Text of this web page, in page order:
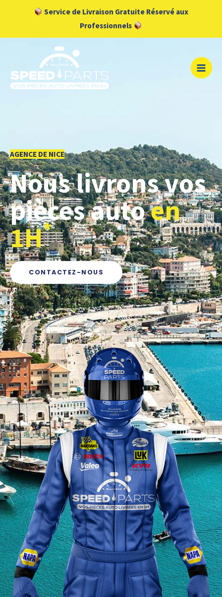
Service de Livraison Gratuite Réservé aux
Professionnels
AGENCE DE NICE
Nous livrons vos
pièces autoen
1H*
CONTACTEZ-NOUS